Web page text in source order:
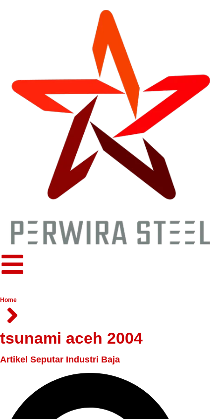
Home
tsunami aceh 2004
Artikel Seputar Industri Baja